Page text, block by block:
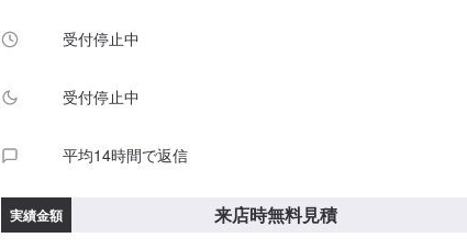
受付停止中
受付停止中
平均14時間で返信
実績金額 来店時無料見積